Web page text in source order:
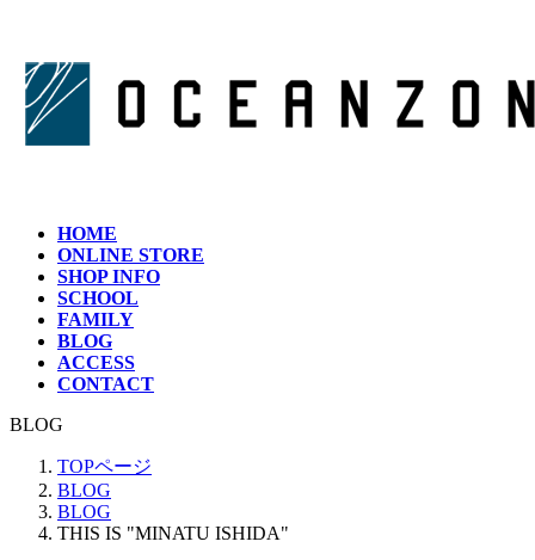
テ
ン
へ
ゲ
ー
ョ
HOME
ONLINE STORE
SHOP INFO
SCHOOL
FAMILY
BLOG
ACCESS
CONTACT
BLOG
TOPページ
BLOG
BLOG
THIS IS "MINATU ISHIDA"